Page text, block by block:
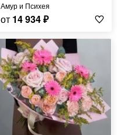
Амур и Психея
от 14 934₽